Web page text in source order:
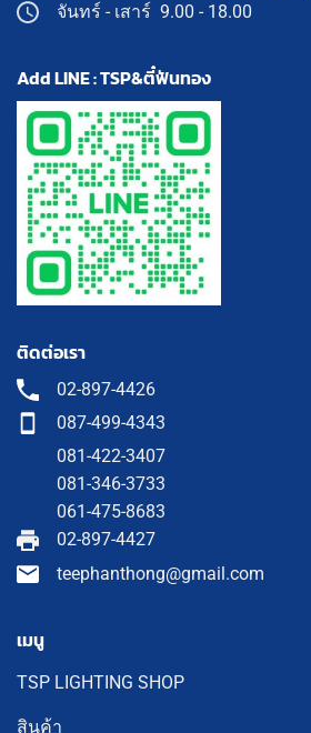
จันทร์ - เสาร์ 9.00 - 18.00
Add LINE : TSP&ตี๋ฟันทอง
ติดต่อเรา
02-897-4426
087-499-4343
081-422-3407
081-346-3733
061-475-8683
02-897-4427
teephanthong@gmail.com
เมนู
TSP LIGHTING SHOP
สินค้า